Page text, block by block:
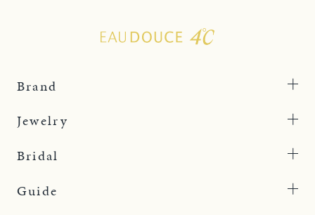
Brand
Jewelry
Bridal
Guide